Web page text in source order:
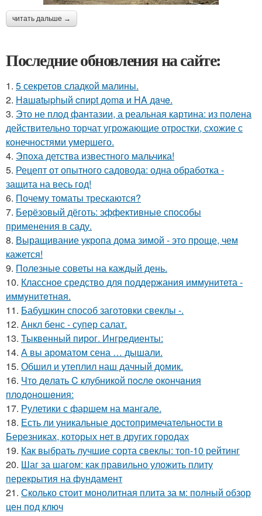
читать дальше →
Последние обновления на сайте:
1. 5 секретов сладкой малины.
2. Haшatыphый cпиpt дoma и HA дaчe.
3. Это не плод фантазии, а реальная картина: из полена
действительно торчат угрожающие отростки, схожие с
конечностями умершего.
4. Эпоха детства известного мальчика!
5. Рецепт от опытного садовода: одна обработка -
защита на весь год!
6. Почему томаты трескаются?
7. Берёзовый дёготь: эффективные способы
применения в саду.
8. Выращивание укропа дома зимой - это проще, чем
кажется!
9. Полезные советы на каждый день.
10. Классное средство для поддержания иммунитета -
иммyнитeтнaя.
11. Бабушкин способ заготовки свеклы -.
12. Анкл бенс - супер салат.
13. Тыквенный пирог. Ингредиенты:
14. А вы ароматом сена … дышали.
15. Обшил и утеплил наш дачный домик.
16. Чтo дeлaть C клубникoй пocлe oкoнчaния
плoдoнoшeния:
17. Рулетики с фаршем на мангале.
18. Есть ли уникальные достопримечательности в
Березниках, которых нет в других городах
19. Как выбрать лучшие сорта свеклы: топ-10 рейтинг
20. Шаг за шагом: как правильно уложить плиту
перекрытия на фундамент
21. Сколько стоит монолитная плита за м: полный обзор
цен под ключ